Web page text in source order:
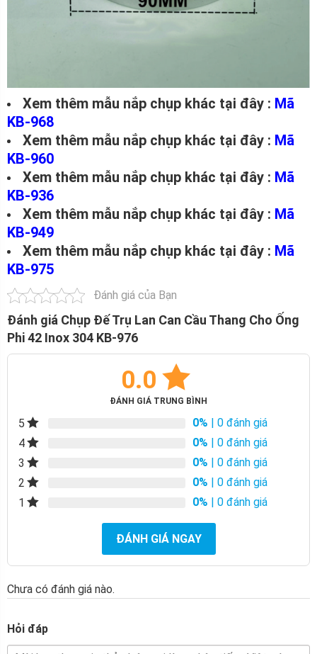
Xem thêm mẫu nắp chụp khác tại đây : Mã
KB-968
Xem thêm mẫu nắp chụp khác tại đây : Mã
KB-960
Xem thêm mẫu nắp chụp khác tại đây : Mã
KB-936
Xem thêm mẫu nắp chụp khác tại đây : Mã
KB-949
Xem thêm mẫu nắp chụp khác tại đây : Mã
KB-975
Đánh giá của Bạn
Đánh giá Chụp Đế Trụ Lan Can Cầu Thang Cho Ống
Phi 42 Inox 304 KB-976
0.0
ĐÁNH GIÁ TRUNG BÌNH
5 0% | 0 đánh giá
4
0% | 0 đánh giá
3
0% | 0 đánh giá
2
0% | 0 đánh giá
1
0% | 0 đánh giá
ĐÁNH GIÁ NGAY
Chưa có đánh giá nào.
Hỏi đáp